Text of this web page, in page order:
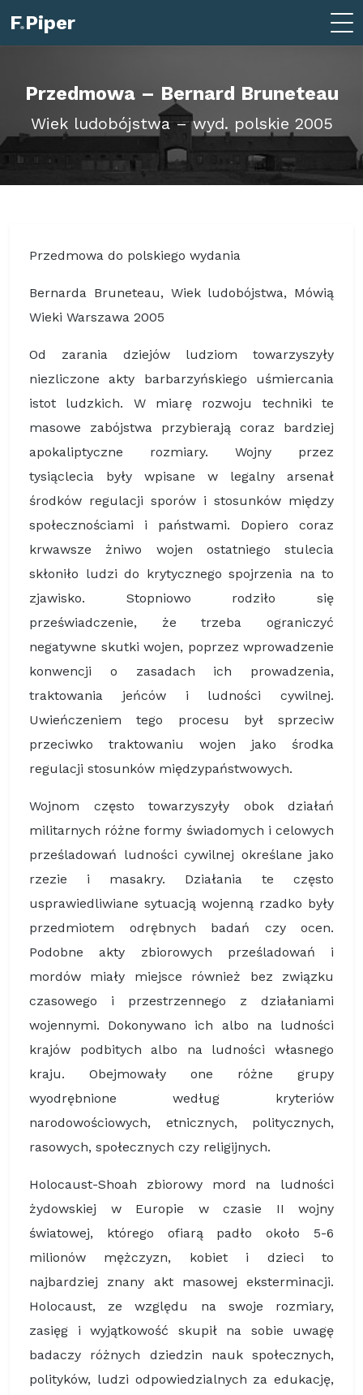
F.Piper
Przedmowa – Bernard Bruneteau
Wiek ludobójstwa – wyd. polskie 2005
Przedmowa do polskiego wydania
Bernarda Bruneteau, Wiek ludobójstwa, Mówią
Wieki Warszawa 2005
Od zarania dziejów ludziom towarzyszyły
niezliczone akty barbarzyńskiego uśmiercania
istot ludzkich. W miarę rozwoju techniki te
masowe zabójstwa przybierają coraz bardziej
apokaliptyczne rozmiary. Wojny przez
tysiąclecia były wpisane w legalny arsenał
środków regulacji sporów i stosunków między
społecznościami i państwami. Dopiero coraz
krwawsze żniwo wojen ostatniego stulecia
skłoniło ludzi do krytycznego spojrzenia na to
zjawisko. Stopniowo rodziło się
przeświadczenie, że trzeba ograniczyć
negatywne skutki wojen, poprzez wprowadzenie
konwencji o zasadach ich prowadzenia,
traktowania jeńców i ludności cywilnej.
Uwieńczeniem tego procesu był sprzeciw
przeciwko traktowaniu wojen jako środka
regulacji stosunków międzypaństwowych.
Wojnom często towarzyszyły obok działań
militarnych różne formy świadomych i celowych
prześladowań ludności cywilnej określane jako
rzezie i masakry. Działania te często
usprawiedliwiane sytuacją wojenną rzadko były
przedmiotem odrębnych badań czy ocen.
Podobne akty zbiorowych prześladowań i
mordów miały miejsce również bez związku
czasowego i przestrzennego z działaniami
wojennymi. Dokonywano ich albo na ludności
krajów podbitych albo na ludności własnego
kraju. Obejmowały one różne grupy
wyodrębnione według kryteriów
narodowościowych, etnicznych, politycznych,
rasowych, społecznych czy religijnych.
Holocaust-Shoah zbiorowy mord na ludności
żydowskiej w Europie w czasie II wojny
światowej, którego ofiarą padło około 5-6
milionów mężczyzn, kobiet i dzieci to
najbardziej znany akt masowej eksterminacji.
Holocaust, ze względu na swoje rozmiary,
zasięg i wyjątkowość skupił na sobie uwagę
badaczy różnych dziedzin nauk społecznych,
polityków, ludzi odpowiedzialnych za edukację,